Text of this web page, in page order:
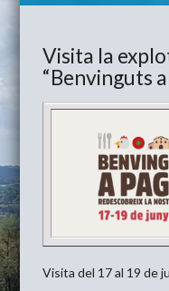
Visita la
“Benvinguts
Visita del 17 al 19 de